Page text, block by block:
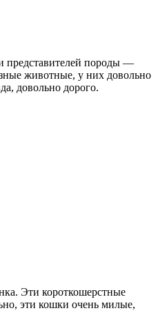
представителей породы —
животные, у них довольно
довольно дорого.
Эти короткошерстные
эти кошки очень милые,